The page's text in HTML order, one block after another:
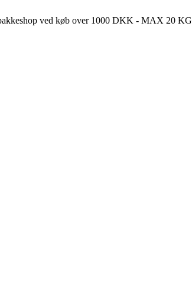
ved køb over 1000 DKK - MAX 20 KG